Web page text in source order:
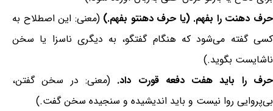
حرف دهنت را بفهم. (یا حرف دهنتو بفهم.) (معنی: این اصطلاح به
کسی گفته می‌شود که هنگام گفتگو، به دیگری ناسزا یا سخن
ناشایست بگوید.)
حرف را باید هفت دفعه قورت داد. (معنی: در سخن گفتن،
بی‌پروایی روا نیست و باید اندیشیده و سنجیده سخن گفت.)